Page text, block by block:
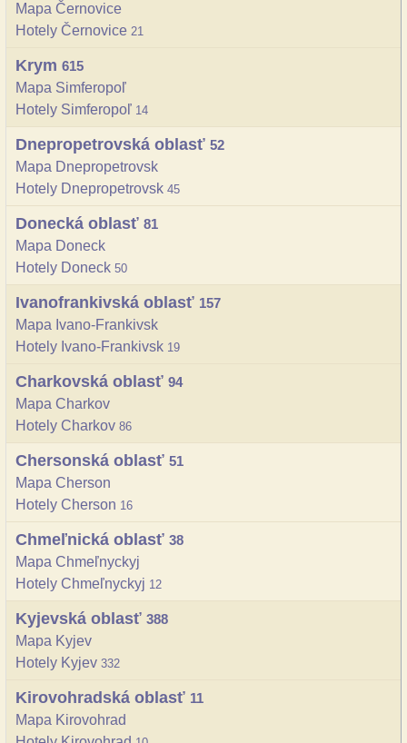
Mapa Černovice
Hotely Černovice 21
Krym 615
Mapa Simferopoľ
Hotely Simferopoľ 14
Dnepropetrovská oblasť 52
Mapa Dnepropetrovsk
Hotely Dnepropetrovsk 45
Donecká oblasť 81
Mapa Doneck
Hotely Doneck 50
Ivanofrankivská oblasť 157
Mapa Ivano-Frankivsk
Hotely Ivano-Frankivsk 19
Charkovská oblasť 94
Mapa Charkov
Hotely Charkov 86
Chersonská oblasť 51
Mapa Cherson
Hotely Cherson 16
Chmeľnická oblasť 38
Mapa Chmeľnyckyj
Hotely Chmeľnyckyj 12
Kyjevská oblasť 388
Mapa Kyjev
Hotely Kyjev 332
Kirovohradská oblasť 11
Mapa Kirovohrad